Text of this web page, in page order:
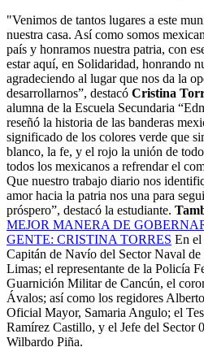
"Venimos de tantos lugares a este
nuestra casa. Así como somos
país y honramos nuestra patria, con
estar aquí, en Solidaridad, honrando
agradeciendo al lugar que nos da la
desarrollarnos”, destacó Cristina
alumna de la Escuela Secundaria
reseñó la historia de las banderas
significado de los colores verde que
blanco, la fe, y el rojo la unión de
todos los mexicanos a refrendar el
Que nuestro trabajo diario nos
amor hacia la patria nos una para
próspero”, destacó la estudiante.
MEJOR MANERA DE
GENTE: CRISTINA TORRES En el
Capitán de Navío del Sector Naval
Limas; el representante de la Policía
Guarnición Militar de Cancún, el
Ávalos; así como los regidores
Oficial Mayor, Samaria Angulo; el
Ramírez Castillo, y el Jefe del Sector
Wilbardo Piña.